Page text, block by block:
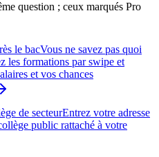
question ; ceux marqués Pro
le bacVous ne savez pas quoi
les formations par swipe et
et vos chances
de secteurEntrez votre adresse
public rattaché à votre